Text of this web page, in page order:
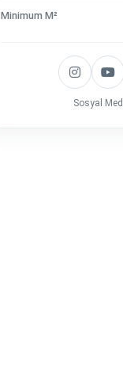
Minimum M²
Sosyal